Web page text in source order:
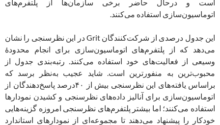
است و درحال حاضر برخی سازمان‌ها از پلتفرم‌های
اتوماسیون‌سازی استفاده می‌کنند.
این جدول درصدی از شرکت‌‌کنندگان Grit در این نظرسنجی را نشان
می‌دهد که از پلتفرم‌های اتوماسیون‌سازی برای انجام محدودۀ
وسیعی از فعالیت‌های خود استفاده می‌کنند. رتبه‌‌بندی جدول از
محبوب‌ترین به منفورترین است. شاید عجیب به‌نظر برسد که
براساس یافته‌های این نظرسنجی بیش از ۴۰درصد پاسخ‌دهندگان از
اتوماسیون‌سازی برای آنالیز داده‌های نظرسنجی و کشیدن نمودارها
استفاده می‌کنند؛ اما بیشتر پلتفرم‌های نظرسنجی امروزه گزینه‌هایی
خودکار را پیشنهاد می‌دهند تا مجموعه‌ای از نمودارهای استاندارد